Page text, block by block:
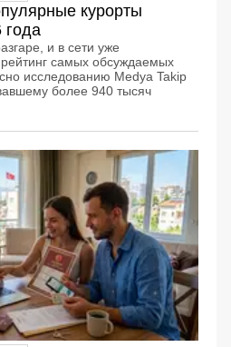
курорты
года
и в сети уже
самых обсуждаемых
исследованию Medya Takip
более 940 тысяч